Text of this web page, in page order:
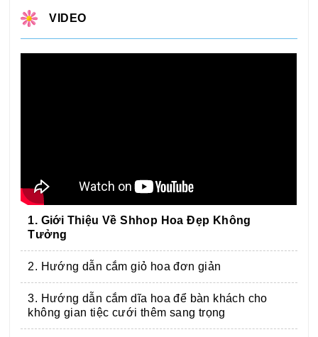
VIDEO
1. Giới Thiệu Về Shhop Hoa Đẹp Không
Tưởng
2. Hướng dẫn cắm giỏ hoa đơn giản
3. Hướng dẫn cắm dĩa hoa để bàn khách cho
không gian tiệc cưới thêm sang trọng